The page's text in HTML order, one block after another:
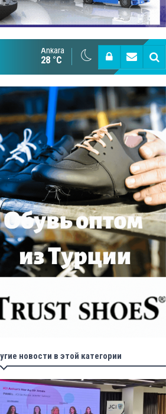
Cottonhill покоряет
Ankara
28 °C
новости в этой категории